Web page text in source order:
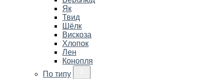
Як
Твид
Шёлк
Вискоза
Хлопок
Лен
Конопля
По типу